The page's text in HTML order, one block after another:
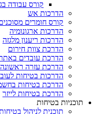
קורס עבודה
הדרכות אש
קורס חומרים
הדרכות ארגונומיה
הדרכות ריענון מלגזה
הדרכת צוות חירום
הדרכת עובדים
הדרכת עזרה ראשונה
הדרכות בטיחות
הדרכת בטיחות
הדרכת בטיחות לייזר
תוכניות בטיחות
תוכנית לניהול